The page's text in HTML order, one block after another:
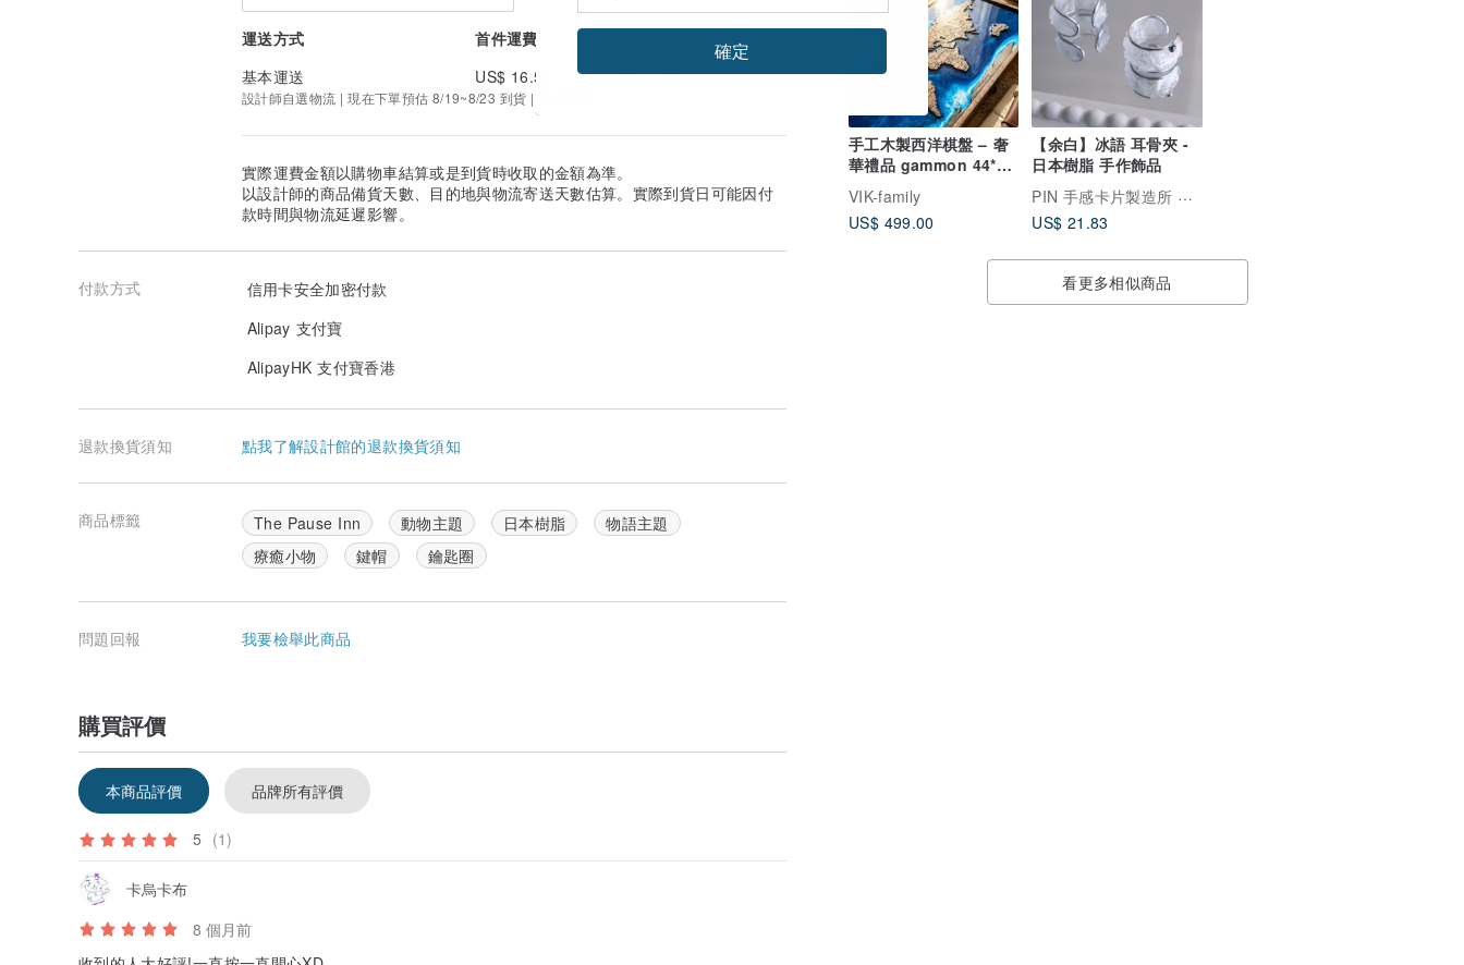
手工木製西洋棋盤 – 奢
華禮品 gammon 44*44
VIK-family
US$ 499.00
【余白】冰語 耳骨夾 -
日本樹脂 手作飾品
PIN 手感卡片製造所 與 Yohaku余白
US$ 21.83
看更多相似商品
運送方式 首件運費
基本運送
US$ 16.50 US$ 1.65
設計師自選物流 | 現在下單預估 8/19~8/23 到貨 | 提供追蹤
實際運費金額以購物車結算或是到貨時收取的金額為準。
以設計師的商品備貨天數、目的地與物流寄送天數估算。實際到貨日可能因付
款時間與物流延遲影響。
付款方式
信用卡安全加密付款
Alipay 支付寶
AlipayHK 支付寶香港
退款換貨須知 點我了解設計館的退款換貨須知
商品標籤 The Pause Inn 動物主題 日本樹脂
物語主題
療癒小物
鍵帽 鑰匙圈
問題回報 我要檢舉此商品
購買評價
本商品評價 品牌所有評價
5 (1)
卡烏卡布
8 個月前
確定